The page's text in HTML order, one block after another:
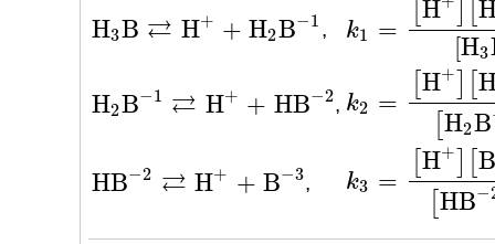
H3B ⇄ H+ + H2B−1
H3B⇄H+ +H 2 B-1 , k1 =
H
[H3
k1 =[H +][H2B-1]
H2B−1 ⇄ H+ + HB−2
H2B- ⇄ H+ +H B 2 , k2 =
H+
H2B
k2 =[H +][HB-2][
HB−2 ⇄ H+ + B−3
HB- ⇄ H++B- 3 , k3 =
H+ B
[HB−
k3 =[H +][B-3][H